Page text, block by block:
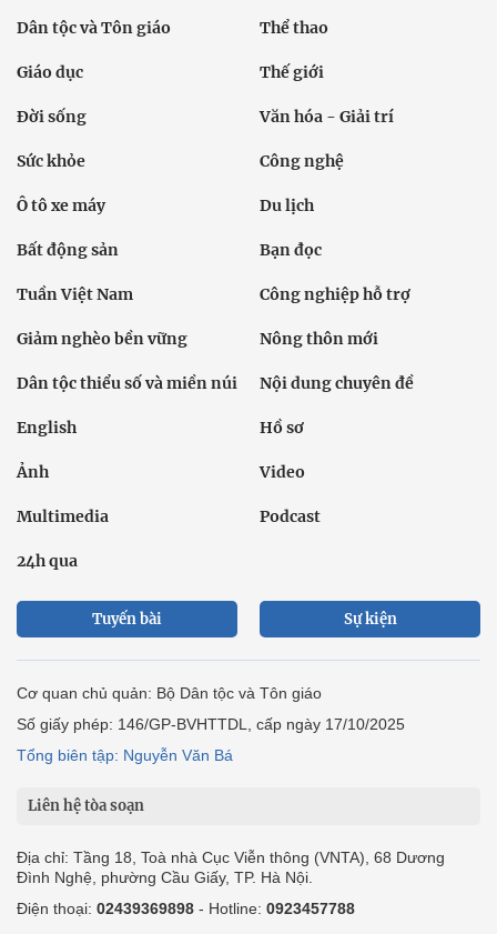
Dân tộc và Tôn giáo Thể thao
Giáo dục Thế giới
Đời sống Văn hóa - Giải trí
Sức khỏe Công nghệ
Ô tô xe máy Du lịch
Bất động sản Bạn đọc
Tuần Việt Nam Công nghiệp hỗ trợ
Giảm nghèo bền vững Nông thôn mới
Dân tộc thiểu số và miền núi Nội dung chuyên đề
English Hồ sơ
Ảnh Video
Multimedia Podcast
24h qua
Tuyến bài Sự kiện
Cơ quan chủ quản: Bộ Dân tộc và Tôn giáo
Số giấy phép: 146/GP-BVHTTDL, cấp ngày 17/10/2025
Tổng biên tập: Nguyễn Văn Bá
Liên hệ tòa soạn
Địa chỉ: Tầng 18, Toà nhà Cục Viễn thông (VNTA), 68 Dương
Đình Nghệ, phường Cầu Giấy, TP. Hà Nội.
Điện thoại: 02439369898 - Hotline: 0923457788